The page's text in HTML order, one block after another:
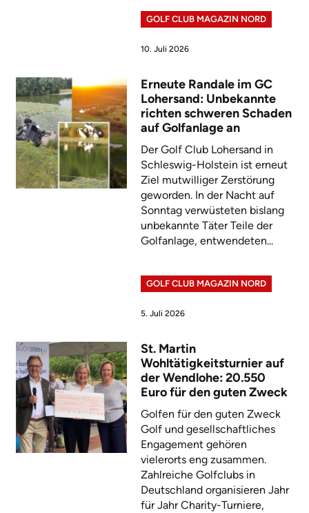
GOLF CLUB MAGAZIN NORD
10. Juli 2026
Erneute Randale im GC
Lohersand: Unbekannte
richten schweren Schaden
auf Golfanlage an
Der Golf Club Lohersand in
Schleswig-Holstein ist erneut
Ziel mutwilliger Zerstörung
geworden. In der Nacht auf
Sonntag verwüsteten bislang
unbekannte Täter Teile der
Golfanlage, entwendeten...
GOLF CLUB MAGAZIN NORD
5. Juli 2026
St. Martin
Wohltätigkeitsturnier auf
der Wendlohe: 20.550
Euro für den guten Zweck
Golfen für den guten Zweck
Golf und gesellschaftliches
Engagement gehören
vielerorts eng zusammen.
Zahlreiche Golfclubs in
Deutschland organisieren Jahr
für Jahr Charity-Turniere,